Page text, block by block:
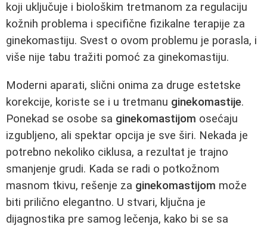
koji uključuje i biološkim tretmanom za regulaciju
kožnih problema i specifične fizikalne terapije za
ginekomastiju. Svest o ovom problemu je porasla, i
više nije tabu tražiti pomoć za ginekomastiju.
Moderni aparati, slični onima za druge estetske
korekcije, koriste se i u tretmanu ginekomastije.
Ponekad se osobe sa ginekomastijom osećaju
izgubljeno, ali spektar opcija je sve širi. Nekada je
potrebno nekoliko ciklusa, a rezultat je trajno
smanjenje grudi. Kada se radi o potkožnom
masnom tkivu, rešenje za ginekomastijom može
biti prilično elegantno. U stvari, ključna je
dijagnostika pre samog lečenja, kako bi se sa